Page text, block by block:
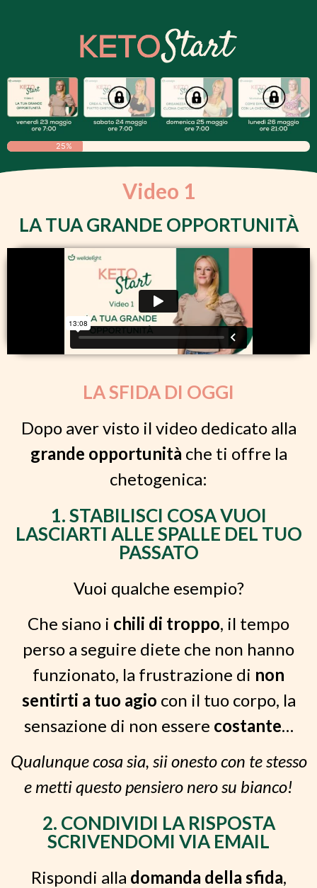
25%
Video 1
LA TUA GRANDE OPPORTUNITÀ
LA SFIDA DI OGGI
Dopo aver visto il video dedicato alla
grande opportunità che ti offre la
chetogenica:
1. STABILISCI COSA VUOI
LASCIARTI ALLE SPALLE DEL TUO
PASSATO
Vuoi qualche esempio?
Che siano i chili di troppo, il tempo
perso a seguire diete che non hanno
funzionato, la frustrazione di non
sentirti a tuo agio con il tuo corpo, la
sensazione di non essere costante…
Qualunque cosa sia, sii onesto con te stesso
e metti questo pensiero nero su bianco!
2. CONDIVIDI LA RISPOSTA
SCRIVENDOMI VIA EMAIL
Rispondi alla domanda della sfida,